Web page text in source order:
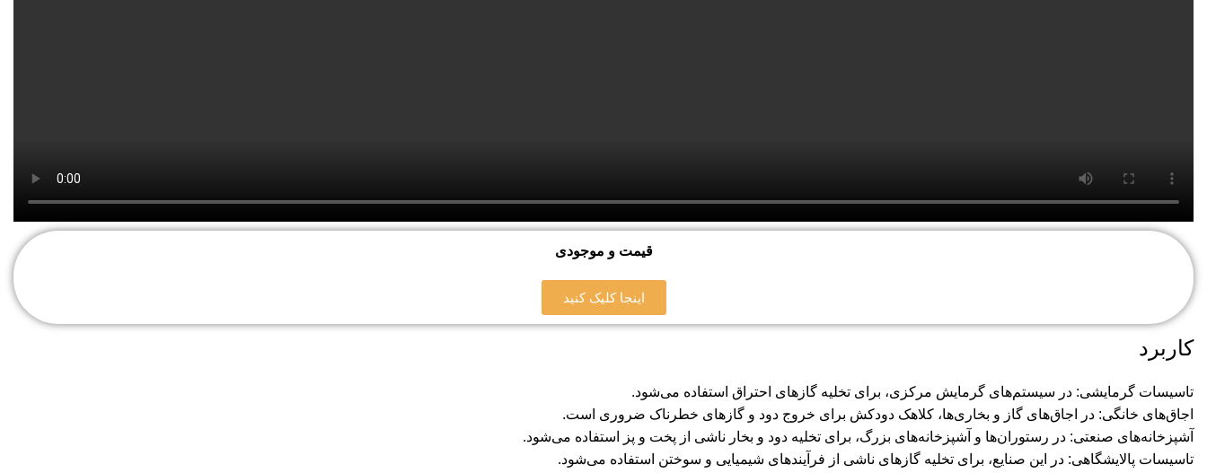
قیمت و موجودی
اینجا کلیک کنید
کاربرد
تاسیسات گرمایشی: در سیستم‌های گرمایش مرکزی، برای تخلیه گازهای احتراق استفاده می‌شود.
اجاق‌های خانگی: در اجاق‌های گاز و بخاری‌ها، کلاهک دودکش برای خروج دود و گازهای خطرناک ضروری است.
آشپزخانه‌های صنعتی: در رستوران‌ها و آشپزخانه‌های بزرگ، برای تخلیه دود و بخار ناشی از پخت و پز استفاده می‌شود.
تاسیسات پالایشگاهی: در این صنایع، برای تخلیه گازهای ناشی از فرآیندهای شیمیایی و سوختن استفاده می‌شود.